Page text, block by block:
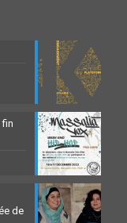
fin
de